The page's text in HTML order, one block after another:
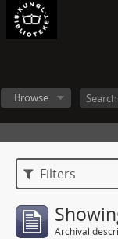
Browse
Filters
Archival